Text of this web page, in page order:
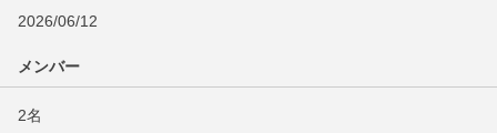
2026/06/12
メンバー
2名